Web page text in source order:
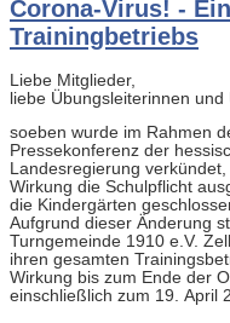
Corona-Virus! -
Trainingbetriebs
Liebe Mitglieder,
liebe Übungsleiterinnen und
soeben wurde im Rahmen
Pressekonferenz der
Landesregierung
Wirkung die Schulpflicht
die Kindergärten
Aufgrund dieser Änderung
Turngemeinde 1910 e.V.
ihren gesamten
Wirkung bis zum Ende der
einschließlich zum 19. April